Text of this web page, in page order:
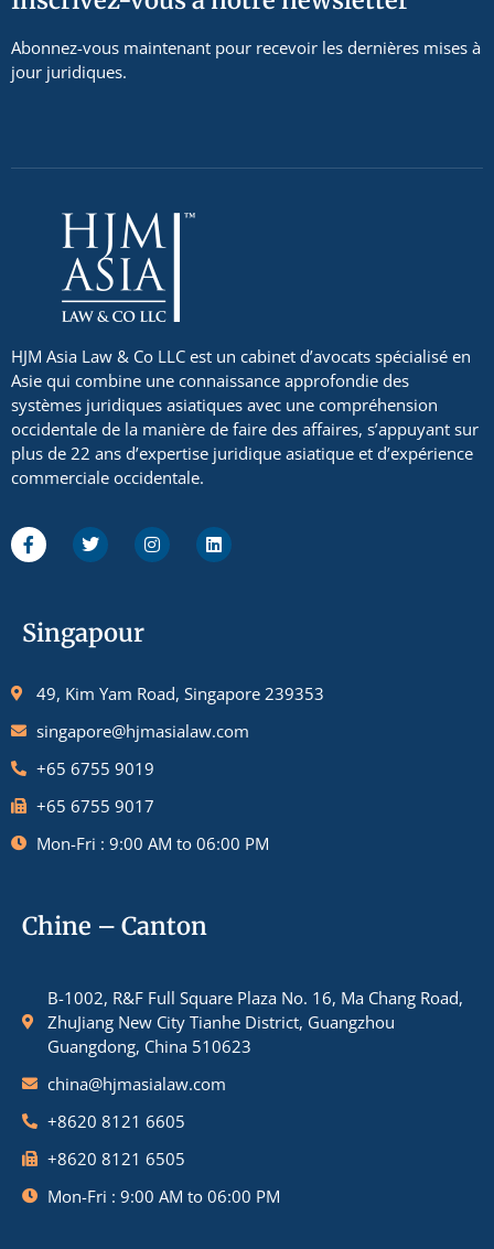
Abonnez-vous maintenant pour recevoir les dernières mises à
jour juridiques.
HJM Asia Law & Co LLC est un cabinet d’avocats spécialisé en
Asie qui combine une connaissance approfondie des
systèmes juridiques asiatiques avec une compréhension
occidentale de la manière de faire des affaires, s’appuyant sur
plus de 22 ans d’expertise juridique asiatique et d’expérience
commerciale occidentale.
Singapour
49, Kim Yam Road, Singapore 239353
singapore@hjmasialaw.com
+65 6755 9019
+65 6755 9017
Mon-Fri : 9:00 AM to 06:00 PM
Chine – Canton
B-1002, R&F Full Square Plaza No. 16, Ma Chang Road,
ZhuJiang New City Tianhe District, Guangzhou
Guangdong, China 510623
china@hjmasialaw.com
+8620 8121 6605
+8620 8121 6505
Mon-Fri : 9:00 AM to 06:00 PM